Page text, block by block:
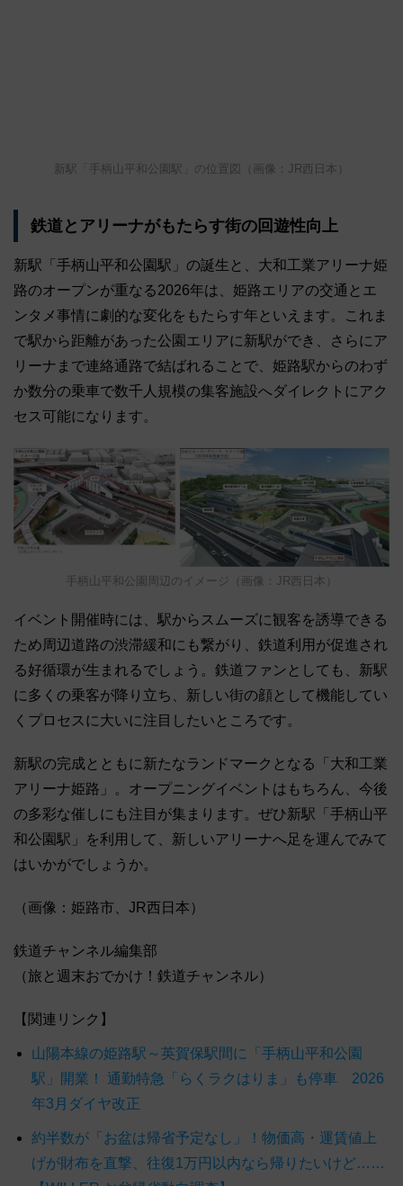
新駅「手柄山平和公園駅」の位置図（画像：JR西日本）
鉄道とアリーナがもたらす街の回遊性向上
新駅「手柄山平和公園駅」の誕生と、大和工業アリーナ姫
路のオープンが重なる2026年は、姫路エリアの交通とエ
ンタメ事情に劇的な変化をもたらす年といえます。これま
で駅から距離があった公園エリアに新駅ができ、さらにア
リーナまで連絡通路で結ばれることで、姫路駅からのわず
か数分の乗車で数千人規模の集客施設へダイレクトにアク
セス可能になります。
手柄山平和公園周辺のイメージ（画像：JR西日本）
イベント開催時には、駅からスムーズに観客を誘導できる
ため周辺道路の渋滞緩和にも繋がり、鉄道利用が促進され
る好循環が生まれるでしょう。鉄道ファンとしても、新駅
に多くの乗客が降り立ち、新しい街の顔として機能してい
くプロセスに大いに注目したいところです。
新駅の完成とともに新たなランドマークとなる「大和工業
アリーナ姫路」。オープニングイベントはもちろん、今後
の多彩な催しにも注目が集まります。ぜひ新駅「手柄山平
和公園駅」を利用して、新しいアリーナへ足を運んでみて
はいかがでしょうか。
（画像：姫路市、JR西日本）
鉄道チャンネル編集部
（旅と週末おでかけ！鉄道チャンネル）
【関連リンク】
山陽本線の姫路駅～英賀保駅間に「手柄山平和公園
駅」開業！ 通勤特急「らくラクはりま」も停車 2026
年3月ダイヤ改正
約半数が「お盆は帰省予定なし」！物価高・運賃値上
げが財布を直撃、往復1万円以内なら帰りたいけど……